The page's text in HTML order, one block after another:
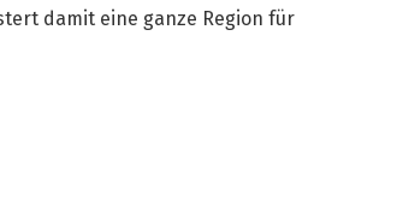
damit eine ganze Region für